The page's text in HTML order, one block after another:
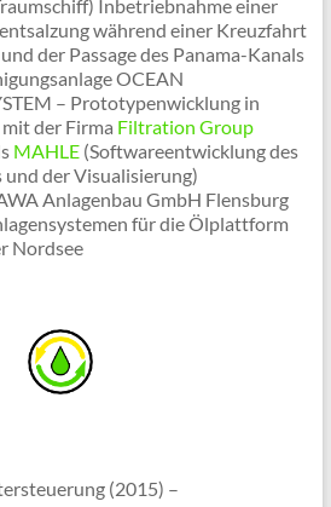
Inbetriebnahme einer
während einer Kreuzfahrt
der Passage des Panama-Kanals
OCEAN
– Prototypenwicklung in
der Firma Filtration Group
MAHLE(Softwareentwicklung des
und der Visualisierung)
Anlagenbau GmbH Flensburg
für die Ölplattform
Nordsee
(2015) –